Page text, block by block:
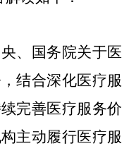
、国务院关于医
，结合深化医疗服
完善医疗服务价
主动履行医疗服